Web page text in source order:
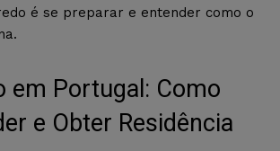
é se preparar e entender como o
em Portugal: Como
e Obter Residência